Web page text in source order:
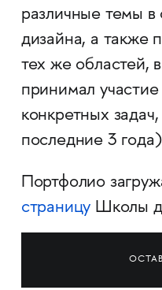
различные темы в
дизайна, а также
тех же областей,
принимал
конкретных
последние 3
Портфолио
страницу Школы